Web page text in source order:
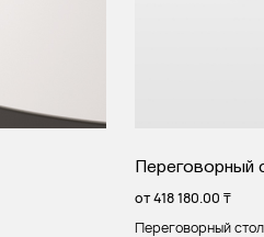
от418 180.00 ₸
Переговорный